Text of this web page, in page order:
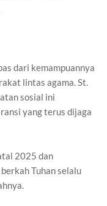
dari kemampuannya
lintas agama. St.
sosial ini
yang terus dijaga
2025 dan
Tuhan selalu